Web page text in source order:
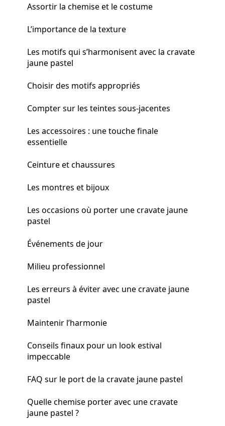
Assortir la chemise et le costume
L’importance de la texture
Les motifs qui s’harmonisent avec la cravate
jaune pastel
Choisir des motifs appropriés
Compter sur les teintes sous-jacentes
Les accessoires : une touche finale
essentielle
Ceinture et chaussures
Les montres et bijoux
Les occasions où porter une cravate jaune
pastel
Événements de jour
Milieu professionnel
Les erreurs à éviter avec une cravate jaune
pastel
Maintenir l’harmonie
Conseils finaux pour un look estival
impeccable
FAQ sur le port de la cravate jaune pastel
Quelle chemise porter avec une cravate
jaune pastel ?